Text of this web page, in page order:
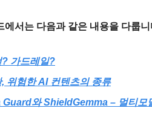
에서는 다음과 같은 내용을 다룹니
? 가드레일?
, 위험한 AI 컨텐츠의 종류
Guard와 ShieldGemma – 멀티모